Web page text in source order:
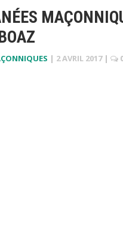
| 2 AVRIL 2017 |